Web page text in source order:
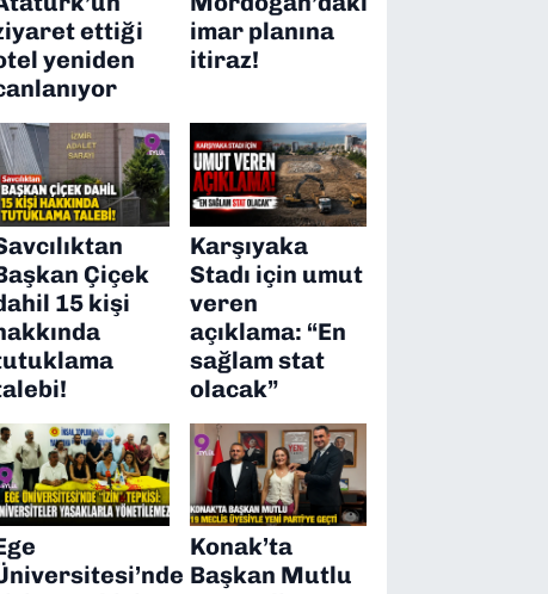
ettiği
yeniden
imar planına
itiraz!
Çiçek
15 kişi
Karşıyaka
Stadı için umut
veren
açıklama: “En
sağlam stat
olacak”
Konak’ta
Başkan Mutlu